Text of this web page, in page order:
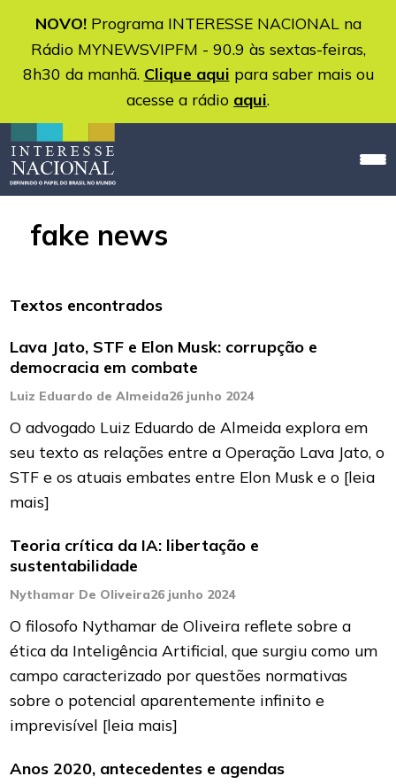
NOVO!Programa INTERESSE NACIONAL na
Rádio MYNEWSVIPFM - 90.9 às sextas-feiras,
8h30 da manhã. Clique aqui para saber mais ou
acesse a rádio aqui.
fake news
Textos encontrados
Lava Jato, STF e Elon Musk: corrupção e
democracia em combate
Luiz Eduardo de Almeida26 junho 2024
O advogado Luiz Eduardo de Almeida explora em
seu texto as relações entre a Operação Lava Jato, o
STF e os atuais embates entre Elon Musk e o [leia
mais]
Teoria crítica da IA: libertação e
sustentabilidade
Nythamar De Oliveira26 junho 2024
O filosofo Nythamar de Oliveira reflete sobre a
ética da Inteligência Artificial, que surgiu como um
campo caracterizado por questões normativas
sobre o potencial aparentemente infinito e
imprevisível [leia mais]
Anos 2020, antecedentes e agendas